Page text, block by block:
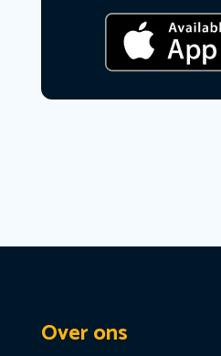
Over ons